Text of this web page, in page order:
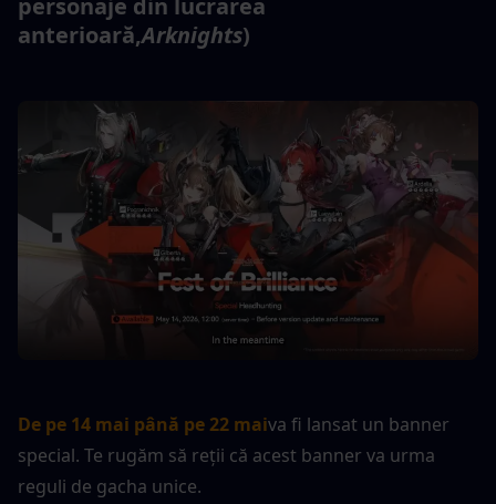
personaje din lucrarea
anterioară,Arknights)
De pe 14 mai până pe 22 maiva fi lansat un banner
special. Te rugăm să reții că acest banner va urma
reguli de gacha unice.